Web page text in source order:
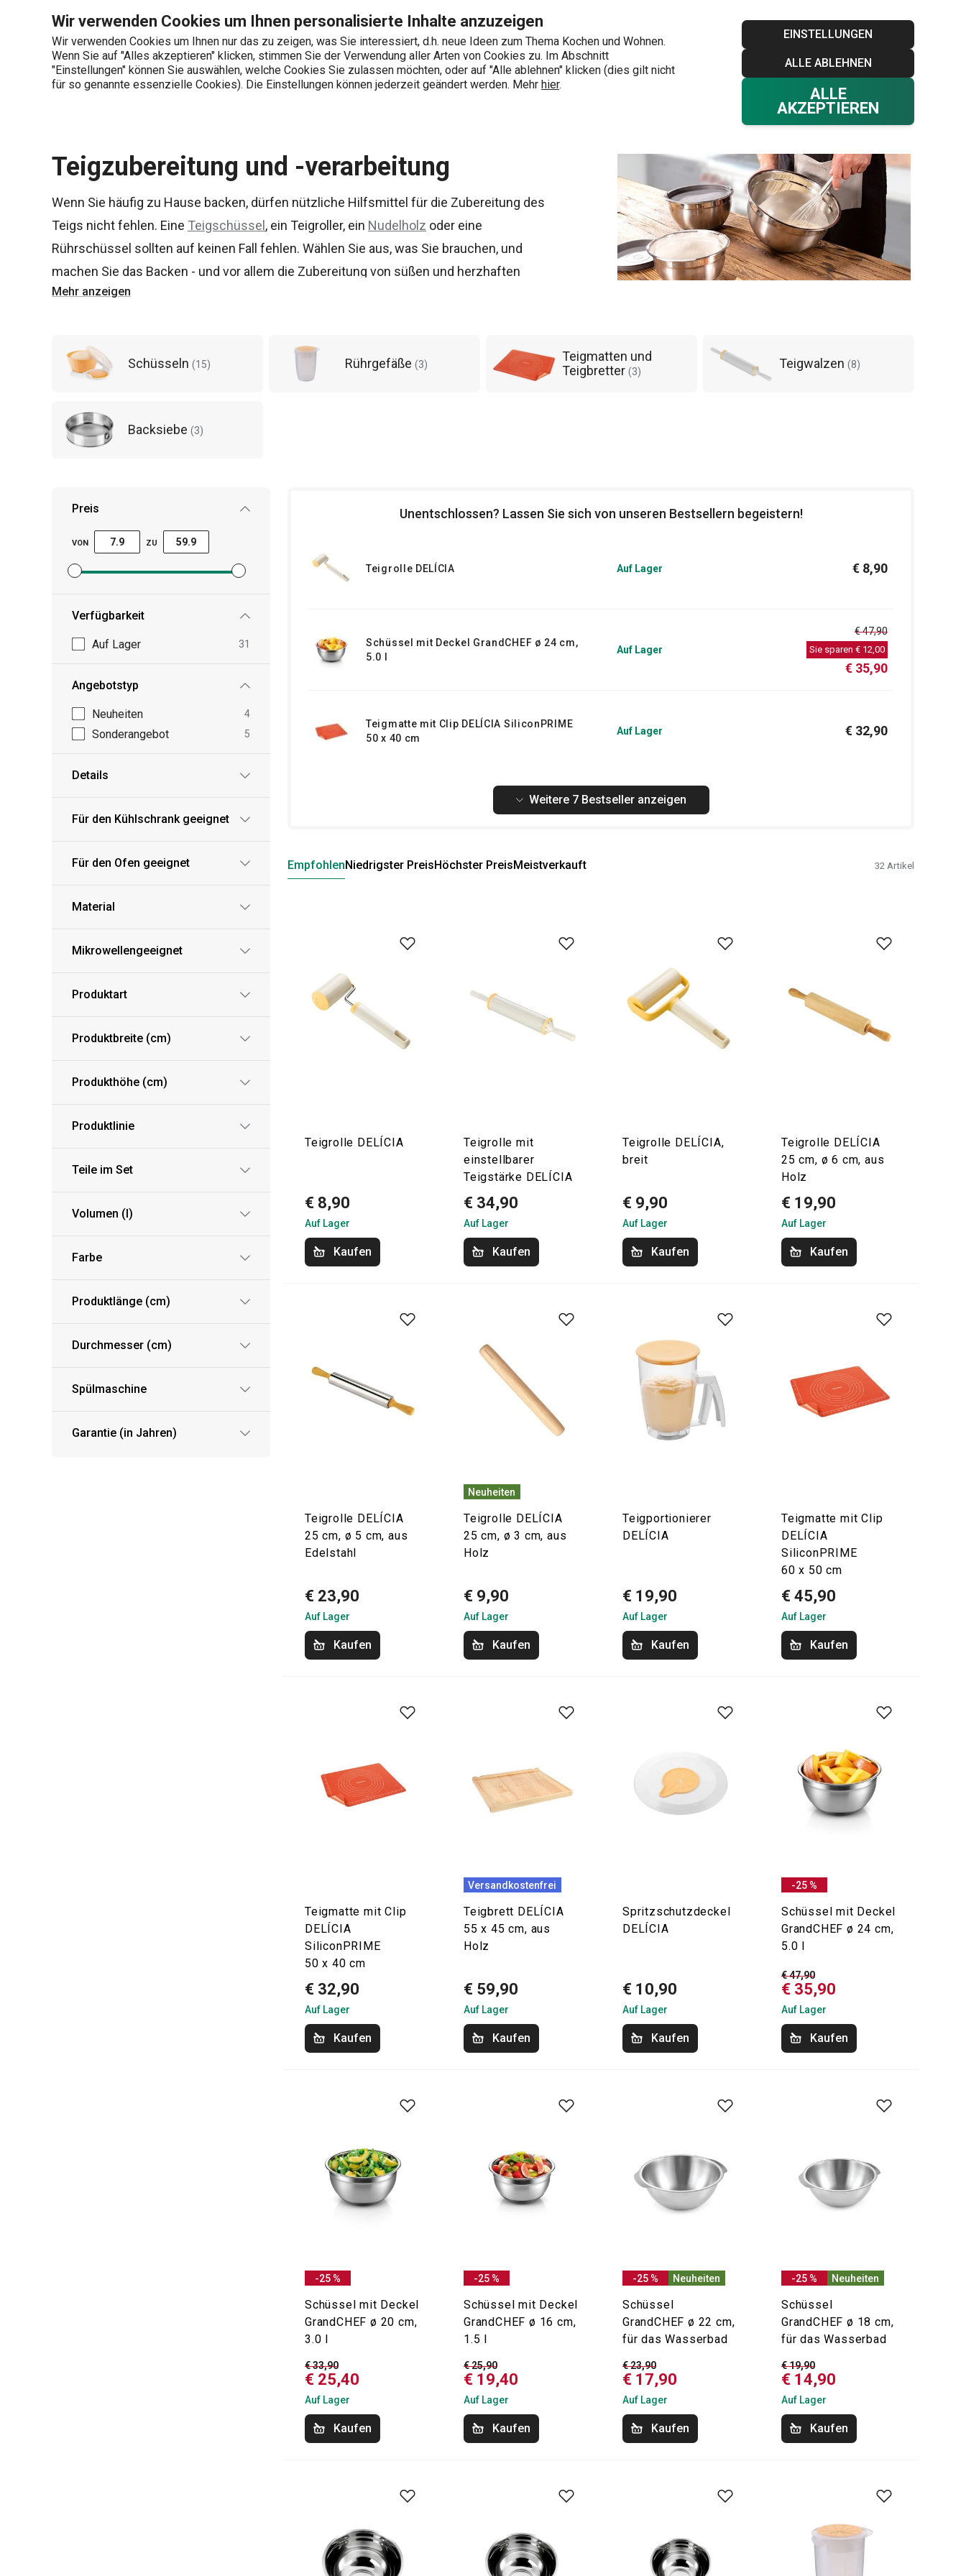
Wir verwenden Cookies um Ihnen personalisierte Inhalte anzuzeigen
Wir verwenden Cookies um Ihnen nur das zu zeigen, was Sie interessiert, d.h. neue Ideen zum Thema Kochen und Wohnen.
Wenn Sie auf "Alles akzeptieren" klicken, stimmen Sie der Verwendung aller Arten von Cookies zu. Im Abschnitt
"Einstellungen" können Sie auswählen, welche Cookies Sie zulassen möchten, oder auf "Alle ablehnen" klicken (dies gilt nicht
für so genannte essenzielle Cookies). Die Einstellungen können jederzeit geändert werden. Mehr hier.
EINSTELLUNGEN
ALLE ABLEHNEN
ALLE
AKZEPTIEREN
Zum Hauptinhalt springen
Zur Suche springen
Zur Navigation springen
Tescoma Club Garantie Kontakt
Produktkategorien +436 703 082 960
Mo-Fr 08:00-16:00
Wonach suchen Sie? Favoriten Einloggen
0 Ihr Warenkorb
€ 0,00
Teigzubereitung und -verarbeitung
Wenn Sie häufig zu Hause backen, dürfen nützliche Hilfsmittel für die Zubereitung des
Teigs nicht fehlen. Eine Teigschüssel , ein Teigroller, ein Nudelholz oder eine
Rührschüssel sollten auf keinen Fall fehlen. Wählen Sie aus, was Sie brauchen, und
machen Sie das Backen - und vor allem die Zubereitung von süßen und herzhaften
Leckereien - noch angenehmer!
Mehr anzeigen
Schüsseln (15) Rührgefäße (3)
Teigmatten und
Teigbretter (3)
Teigwalzen (8)
Backsiebe (3)
Preis
VON ZU
Mindestpreisfilter festlegen
Höchstpreisfilter festlegen
Verfügbarkeit
Auf Lager 31
Angebotstyp
Neuheiten 4
Sonderangebot 5
Details
Für den Kühlschrank geeignet
Für den Ofen geeignet
Material
Mikrowellengeeignet
Produktart
Produktbreite (cm)
Produkthöhe (cm)
Produktlinie
Teile im Set
Volumen (l)
Farbe
Produktlänge (cm)
Durchmesser (cm)
Spülmaschine
Garantie (in Jahren)
Unentschlossen? Lassen Sie sich von unseren Bestsellern begeistern!
Teigrolle DELÍCIA Auf Lager € 8,90
Schüssel mit Deckel GrandCHEF ø 24 cm,
5.0 l
Auf Lager
€ 47,90
Sie sparen € 12,00
€ 35,90
Teigmatte mit Clip DELÍCIA SiliconPRIME
50 x 40 cm
Auf Lager € 32,90
Weitere 7 Bestseller anzeigen
EmpfohlenNiedrigster PreisHöchster PreisMeistverkauft 32 Artikel
Teigrolle DELÍCIA
€ 8,90
Auf Lager
Kaufen
Teigrolle mit
einstellbarer
Teigstärke DELÍCIA
€ 34,90
Auf Lager
Kaufen
Teigrolle DELÍCIA,
breit
€ 9,90
Auf Lager
Kaufen
Teigrolle DELÍCIA
25 cm, ø 6 cm, aus
Holz
€ 19,90
Auf Lager
Kaufen
Teigrolle DELÍCIA
25 cm, ø 5 cm, aus
Edelstahl
€ 23,90
Auf Lager
Kaufen
Neuheiten
Teigrolle DELÍCIA
25 cm, ø 3 cm, aus
Holz
€ 9,90
Auf Lager
Kaufen
Teigportionierer
DELÍCIA
€ 19,90
Auf Lager
Kaufen
Teigmatte mit Clip
DELÍCIA
SiliconPRIME
60 x 50 cm
€ 45,90
Auf Lager
Kaufen
Teigmatte mit Clip
DELÍCIA
SiliconPRIME
50 x 40 cm
€ 32,90
Auf Lager
Kaufen
Versandkostenfrei
Teigbrett DELÍCIA
55 x 45 cm, aus
Holz
€ 59,90
Auf Lager
Kaufen
Spritzschutzdeckel
DELÍCIA
€ 10,90
Auf Lager
Kaufen
-25 %
Schüssel mit Deckel
GrandCHEF ø 24 cm,
5.0 l
€ 47,90
€ 35,90
Auf Lager
Kaufen
-25 %
Schüssel mit Deckel
GrandCHEF ø 20 cm,
3.0 l
€ 33,90
€ 25,40
Auf Lager
Kaufen
-25 %
Schüssel mit Deckel
GrandCHEF ø 16 cm,
1.5 l
€ 25,90
€ 19,40
Auf Lager
Kaufen
-25 % Neuheiten
Schüssel
GrandCHEF ø 22 cm,
für das Wasserbad
€ 23,90
€ 17,90
Auf Lager
Kaufen
-25 % Neuheiten
Schüssel
GrandCHEF ø 18 cm,
für das Wasserbad
€ 19,90
€ 14,90
Auf Lager
Kaufen